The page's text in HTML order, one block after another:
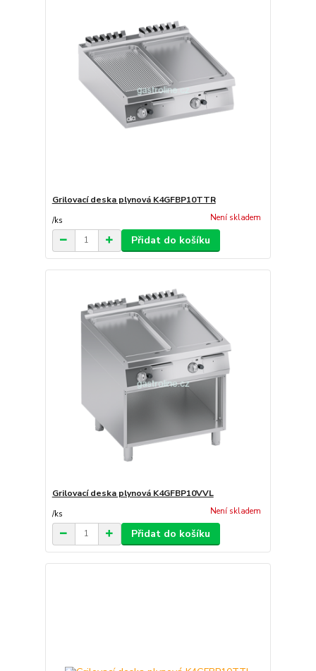
Grilovací deska plynová K4GFBP10TTR
/ks Není skladem
Přidat do košíku
Grilovací deska plynová K4GFBP10VVL
/ks Není skladem
Přidat do košíku